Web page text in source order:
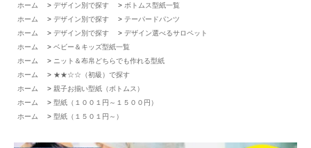
ホーム
> デザイン別で探す > ボトムス型紙一覧
ホーム
> デザイン別で探す > テーパードパンツ
ホーム
> デザイン別で探す > デザイン選べるサロペット
ホーム
> ベビー＆キッズ型紙一覧
ホーム
> ニット＆布帛どちらでも作れる型紙
ホーム
> ★★☆☆（初級）で探す
ホーム
> 親子お揃い型紙（ボトムス）
ホーム
> 型紙（１００１円～１５００円）
ホーム
> 型紙（１５０１円～）